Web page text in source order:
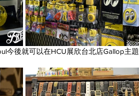
今後就可以在HCU展欣台北店Gallop主題